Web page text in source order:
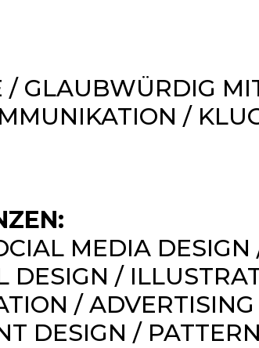
/ GLAUBWÜRDIG
/
MEDIA DESIGN
DESIGN /
/
DESIGN /